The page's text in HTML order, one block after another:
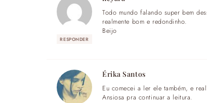
RESPONDER
Todo mundo falando super bem
realmente bom e redondinho.
Beijo
Érika Santos
Eu comecei a ler ele também, e
Ansiosa pra continuar a leitura.